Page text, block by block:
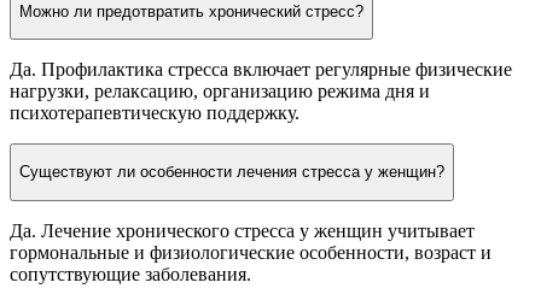
Можно ли предотвратить хронический стресс?
Да. Профилактика стресса включает регулярные физические
нагрузки, релаксацию, организацию режима дня и
психотерапевтическую поддержку.
Существуют ли особенности лечения стресса у женщин?
Да. Лечение хронического стресса у женщин учитывает
гормональные и физиологические особенности, возраст и
сопутствующие заболевания.